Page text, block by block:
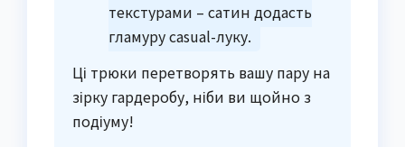
текстурами – сатин додасть
гламуру casual-луку.
Ці трюки перетворять вашу пару на
зірку гардеробу, ніби ви щойно з
подіуму!